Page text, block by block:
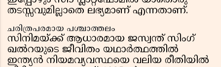
തടസ്സവുമില്ലാതെ ലഭ്യമാണ് എന്നതാണ്.
ചരിത്രപരമായ പശ്ചാത്തലം
സിനിമയ്ക്ക് ആധാരമായ ജസ്വന്ത് സിംഗ്
ഖൽറയുടെ ജീവിതം യഥാർത്ഥത്തിൽ
ഇന്ത്യൻ നിയമവ്യവസ്ഥയെ വലിയ രീതിയിൽ